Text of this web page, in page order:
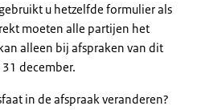
u hetzelfde formulier als
moeten alle partijen het
alleen bij afspraken van dit
december.
in de afspraak veranderen?